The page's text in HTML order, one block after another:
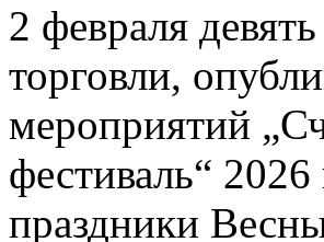
2 февраля
торговли,
мероприятий
фестиваль“
праздники